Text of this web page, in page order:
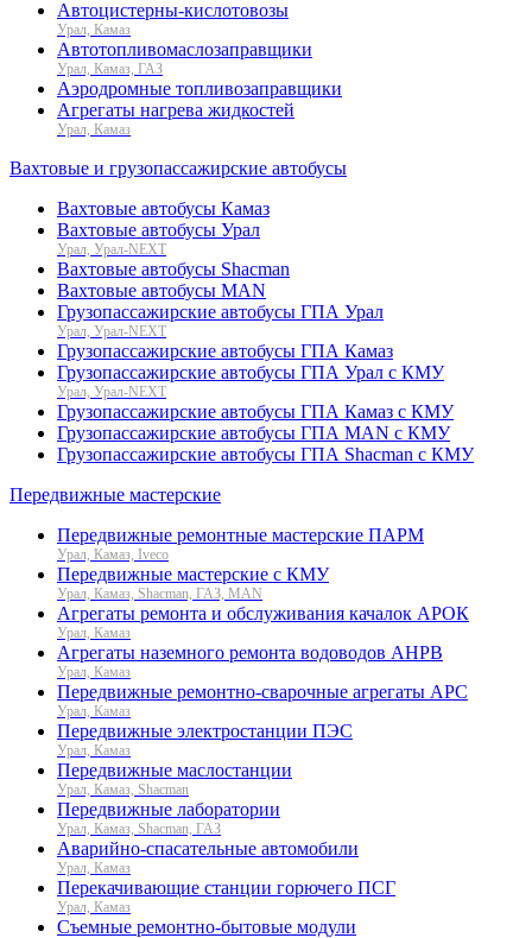
Автоцистерны-кислотовозы
Урал, Камаз
Автотопливомаслозаправщики
Урал, Камаз, ГАЗ
Аэродромные топливозаправщики
Агрегаты нагрева жидкостей
Урал, Камаз
Вахтовые и грузопассажирские автобусы
Вахтовые автобусы Камаз
Вахтовые автобусы Урал
Урал, Урал-NEXT
Вахтовые автобусы Shacman
Вахтовые автобусы MAN
Грузопассажирские автобусы ГПА Урал
Урал, Урал-NEXT
Грузопассажирские автобусы ГПА Камаз
Грузопассажирские автобусы ГПА Урал с КМУ
Урал, Урал-NEXT
Грузопассажирские автобусы ГПА Камаз с КМУ
Грузопассажирские автобусы ГПА MAN с КМУ
Грузопассажирские автобусы ГПА Shacman с КМУ
Передвижные мастерские
Передвижные ремонтные мастерские ПАРМ
Урал, Камаз, Iveco
Передвижные мастерские с КМУ
Урал, Камаз, Shacman, ГАЗ, MAN
Агрегаты ремонта и обслуживания качалок АРОК
Урал, Камаз
Агрегаты наземного ремонта водоводов АНРВ
Урал, Камаз
Передвижные ремонтно-сварочные агрегаты АРС
Урал, Камаз
Передвижные электростанции ПЭС
Урал, Камаз
Передвижные маслостанции
Урал, Камаз, Shacman
Передвижные лаборатории
Урал, Камаз, Shacman, ГАЗ
Аварийно-спасательные автомобили
Урал, Камаз
Перекачивающие станции горючего ПСГ
Урал, Камаз
Съемные ремонтно-бытовые модули